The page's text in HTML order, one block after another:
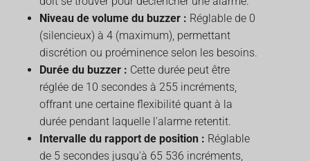
Niveau de volume du buzzer : Réglable de 0
(silencieux) à 4 (maximum), permettant
discrétion ou proéminence selon les besoins.
Durée du buzzer : Cette durée peut être
réglée de 10 secondes à 255 incréments,
offrant une certaine flexibilité quant à la
durée pendant laquelle l'alarme retentit.
Intervalle du rapport de position : Réglable
de 5 secondes jusqu'à 65 536 incréments,